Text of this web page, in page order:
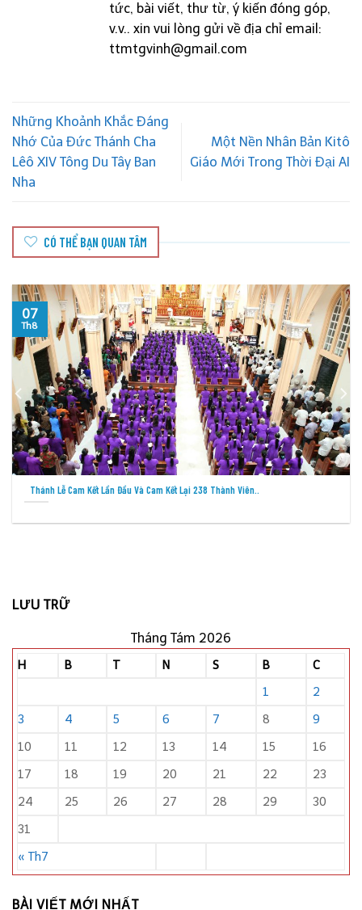
tức, bài viết, thư từ, ý kiến đóng góp,
v.v.. xin vui lòng gửi về địa chỉ email:
ttmtgvinh@gmail.com
Những Khoảnh Khắc Đáng
Nhớ Của Đức Thánh Cha
Lêô XIV Tông Du Tây Ban
Nha
Một Nền Nhân Bản Kitô
Giáo Mới Trong Thời Đại AI
CÓ THỂ BẠN QUAN TÂM
Cáo Phó: Thân Phụ Của Nữ Tu Têrêxa Hoàng Thị Hiển – Cộng..
06
Th8
LƯU TRỮ
Tháng Tám 2026
H B T N S B C
« Th7
1
2
3
4 5 6 7 8
9
10
11 12 13 14 15
16
17
18 19 20 21 22
23
24
25 26 27 28 29
30
31
BÀI VIẾT MỚI NHẤT